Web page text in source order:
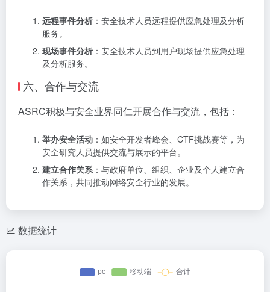
远程事件分析 ：安全技术人员远程提供应急处理及分析
服务。
现场事件分析 ：安全技术人员到用户现场提供应急处理
及分析服务。
六、合作与交流
ASRC积极与安全业界同仁开展合作与交流，包括：
举办安全活动 ：如安全开发者峰会、CTF挑战赛等，为
安全研究人员提供交流与展示的平台。
建立合作关系 ：与政府单位、组织、企业及个人建立合
作关系，共同推动网络安全行业的发展。
数据统计